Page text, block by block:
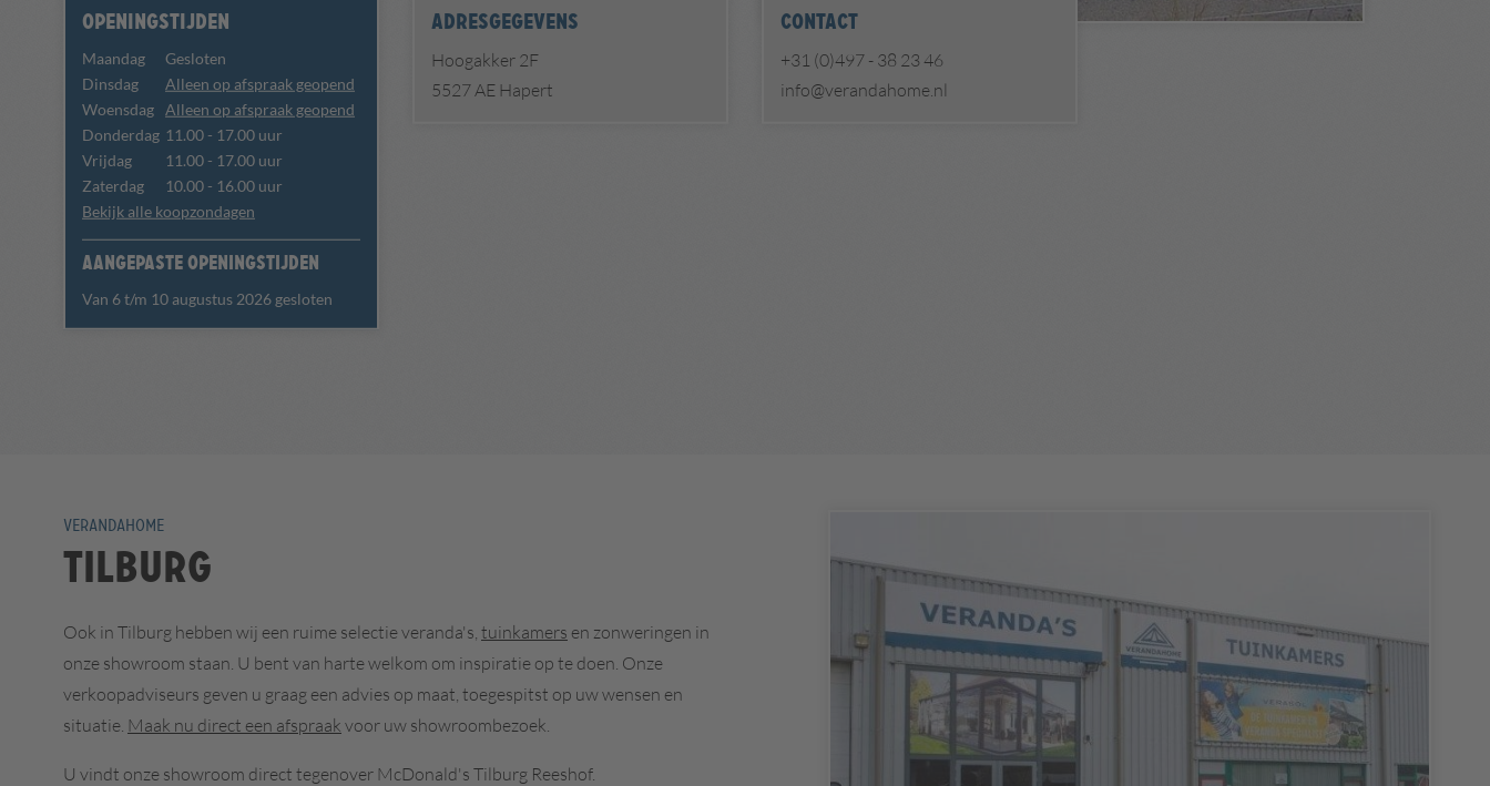
Openingstijden
Maandag
Gesloten
Dinsdag
Alleen op afspraak geopend
Woensdag Alleen op afspraak geopend
Donderdag 11.00 - 17.00 uur
Vrijdag
11.00 - 17.00 uur
Zaterdag
10.00 - 16.00 uur
Bekijk alle koopzondagen
Aangepaste openingstijden
Van 6 t/m 10 augustus 2026 gesloten
Adresgegevens
Hoogakker 2F
5527 AE Hapert
Contact
+31 (0)497 - 38 23 46
info@verandahome.nl
VERANDAHOME
Tilburg
Ook in Tilburg hebben wij een ruime selectie veranda's, tuinkamers en zonweringen in
onze showroom staan. U bent van harte welkom om inspiratie op te doen. Onze
verkoopadviseurs geven u graag een advies op maat, toegespitst op uw wensen en
situatie. Maak nu direct een afspraak voor uw showroombezoek.
U vindt onze showroom direct tegenover McDonald's Tilburg Reeshof.